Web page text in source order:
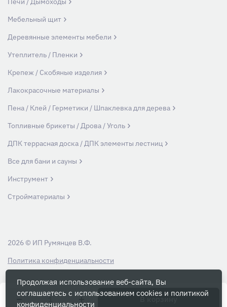
В корзину
Мебельный щит
Деревянные элементы мебели
Утеплитель / Пленки
Крепеж / Скобяные изделия
Лакокрасочные материалы
Пена / Клей / Герметики / Шпаклевка для дерева
Топливные брикеты / Дрова / Уголь
ДПК террасная доска / ДПК элементы лестниц
Все для бани и сауны
Инструмент
Стройматериалы
Вся информация на данном сайте носит ознакомительный характер и ни
при каких условиях не является публичной офертой, определяемой
Политика конфиденциальности
2026 © ИП Румянцев В.Ф.
Продолжая использование веб-сайта, Вы
соглашаетесь с использованием cookies и политикой
конфиденциальности